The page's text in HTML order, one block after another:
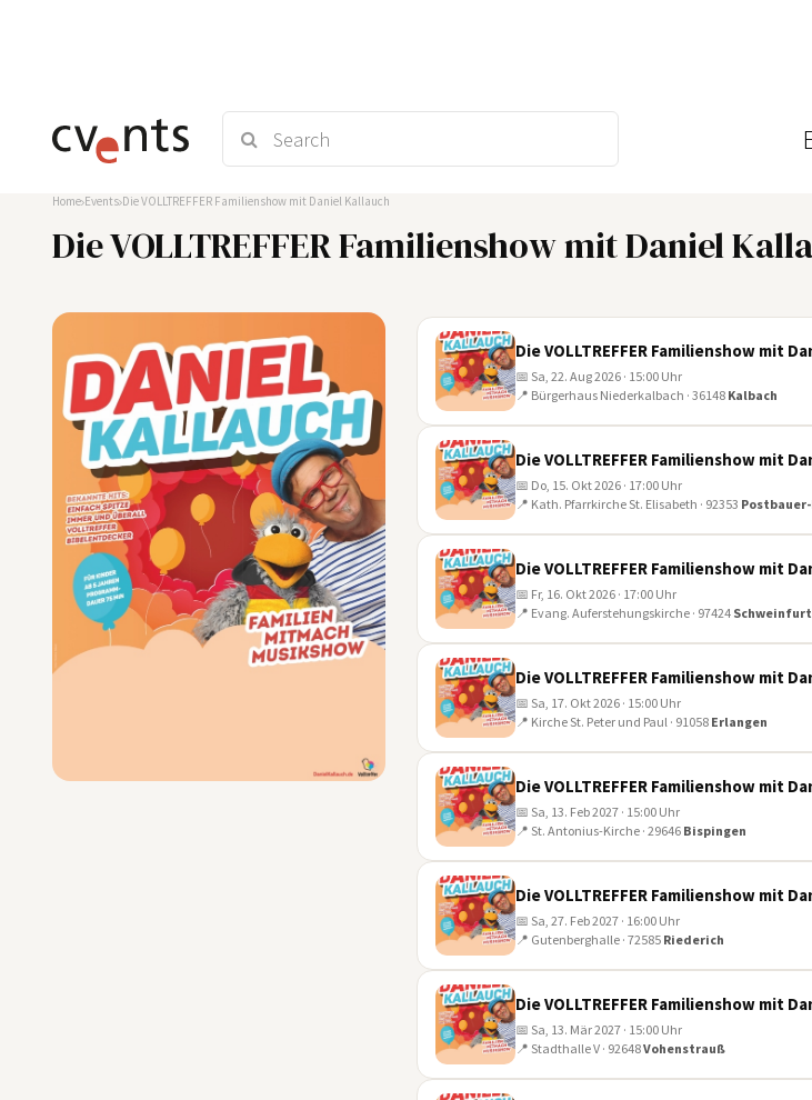
Home Events Die VOLLTREFFER Familienshow mit Daniel Kallauch
Die VOLLTREFFER Familienshow mit Daniel
22
AUG
Die VOLLTREFFER Familienshow mit
📅 Sa, 22. Aug 2026 · 15:00 Uhr
📍 Bürgerhaus Niederkalbach · 36148 Kalbach
15
OKT
Die VOLLTREFFER Familienshow mit
📅 Do, 15. Okt 2026 · 17:00 Uhr
📍 Kath. Pfarrkirche St. Elisabeth · 92353
16
OKT
Die VOLLTREFFER Familienshow mit
📅 Fr, 16. Okt 2026 · 17:00 Uhr
📍 Evang. Auferstehungskirche · 97424 Schweinfurt
17
OKT
Die VOLLTREFFER Familienshow mit
📅 Sa, 17. Okt 2026 · 15:00 Uhr
📍 Kirche St. Peter und Paul · 91058 Erlangen
13
FEB
Die VOLLTREFFER Familienshow mit
📅 Sa, 13. Feb 2027 · 15:00 Uhr
📍 St. Antonius-Kirche · 29646 Bispingen
27
FEB
Die VOLLTREFFER Familienshow mit
📅 Sa, 27. Feb 2027 · 16:00 Uhr
📍 Gutenberghalle · 72585 Riederich
13
MÄR
Die VOLLTREFFER Familienshow mit
📅 Sa, 13. Mär 2027 · 15:00 Uhr
📍 Stadthalle V · 92648Vohenstrauß